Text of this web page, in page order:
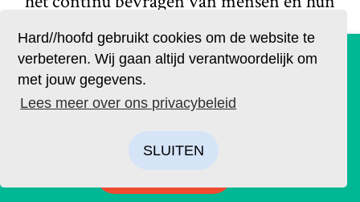
Hard//hoofd gebruikt cookies om de website te
verbeteren. Wij gaan altijd verantwoordelijk om
met jouw gegevens.
Lees meer over ons privacybeleid
SLUITEN
beweegredenen is vermoeiend.'
Lees meer
De geruchten zijn waar. Lees Hard//hoofd nu ook op
papier!
Bestel op tijd je eigen exemplaar van de eerste editie, met
als thema: ‘Ik’. We hebben drie covers ontworpen. Kies je